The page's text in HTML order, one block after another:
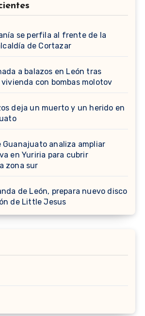
se perfila al frente de la
de Cortazar
a balazos en León tras
con bombas molotov
deja un muerto y un herido en
Guanajuato analiza ampliar
en Yuriria para cubrir
zona sur
de León, prepara nuevo disco
de Little Jesus